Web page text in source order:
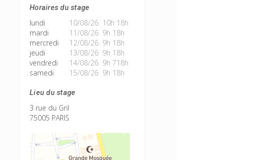
Horaires du stage
lundi
10/08/26 10h 18h
mardi
11/08/26 9h 18h
mercredi
12/08/26 9h 18h
jeudi
13/08/26 9h 18h
vendredi
14/08/26 9h 718h
samedi
15/08/26 9h 18h
Lieu du stage
3 rue du Gril
75005 PARIS